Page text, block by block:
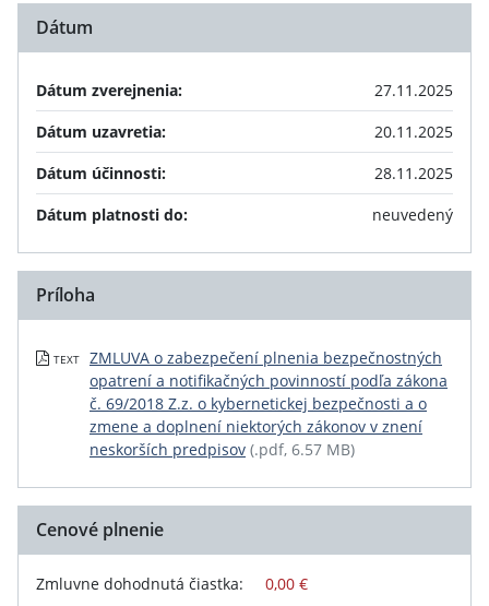
Dátum
Dátum zverejnenia:
27.11.2025
Dátum uzavretia:
20.11.2025
Dátum účinnosti:
28.11.2025
Dátum platnosti do:
neuvedený
Príloha
TEXT
ZMLUVA o zabezpečení plnenia bezpečnostných
opatrení a notifikačných povinností podľa zákona
č. 69/2018 Z.z. o kybernetickej bezpečnosti a o
zmene a doplnení niektorých zákonov v znení
neskorších predpisov (.pdf, 6.57 MB)
Cenové plnenie
Zmluvne dohodnutá čiastka: 0,00 €